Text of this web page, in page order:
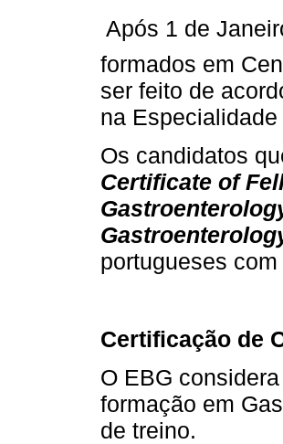
 Após 1 de
formados em
ser feito de
na
Os candidatos
Certificate of
portugueses
Certificação de
O EBG
formação em
de treino.